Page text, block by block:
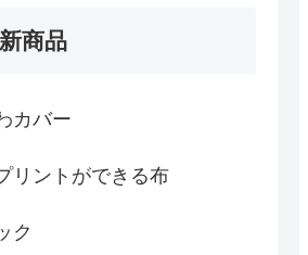
商品
カバー
リントができる布
ク